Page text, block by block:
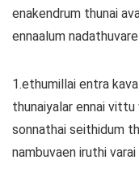
enakendrum thunai
ennaalum
1.ethumillai entra
thunaiyalar ennai vittu
sonnathai seithidum
nambuvaen iruthi